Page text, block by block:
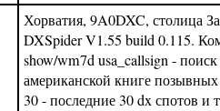
Хорватия, 9A0DXC, столица
DXSpider V1.55 build 0.115.
show/wm7d usa_callsign -
американской книге
30 - последние 30 dx спотов и